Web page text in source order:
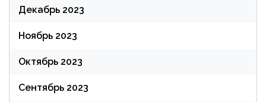
Декабрь 2023
Ноябрь 2023
Октябрь 2023
Сентябрь 2023